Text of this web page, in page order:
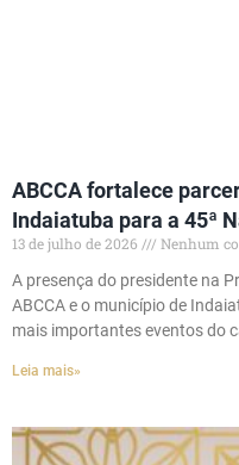
ABCCA fortalece
Indaiatuba para a 45ª
13 de julho de 2026
Nenhum
A presença do presidente na
ABCCA e o município de
mais importantes eventos do
Leia mais»